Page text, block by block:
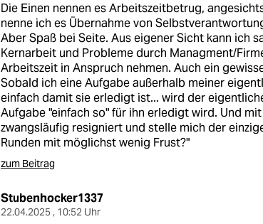
Die Einen nennen es Arbeitszeitbetrug,
nenne ich es Übernahme von
Aber Spaß bei Seite. Aus eigener Sicht kann ich
Kernarbeit und Probleme durch Managment/
Arbeitszeit in Anspruch nehmen. Auch ein
Sobald ich eine Aufgabe außerhalb meiner
einfach damit sie erledigt ist... wird der
Aufgabe "einfach so" für ihn erledigt wird. Und
zwangsläufig resigniert und stelle mich der
Runden mit möglichst wenig Frust?"
zum Beitrag
Stubenhocker1337
22.04.2025 , 10:52 Uhr